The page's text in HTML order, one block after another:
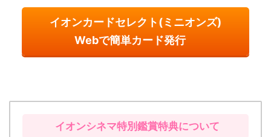
イオンカードセレクト(ミニオンズ)
Webで簡単カード発行
イオンシネマ特別鑑賞特典について